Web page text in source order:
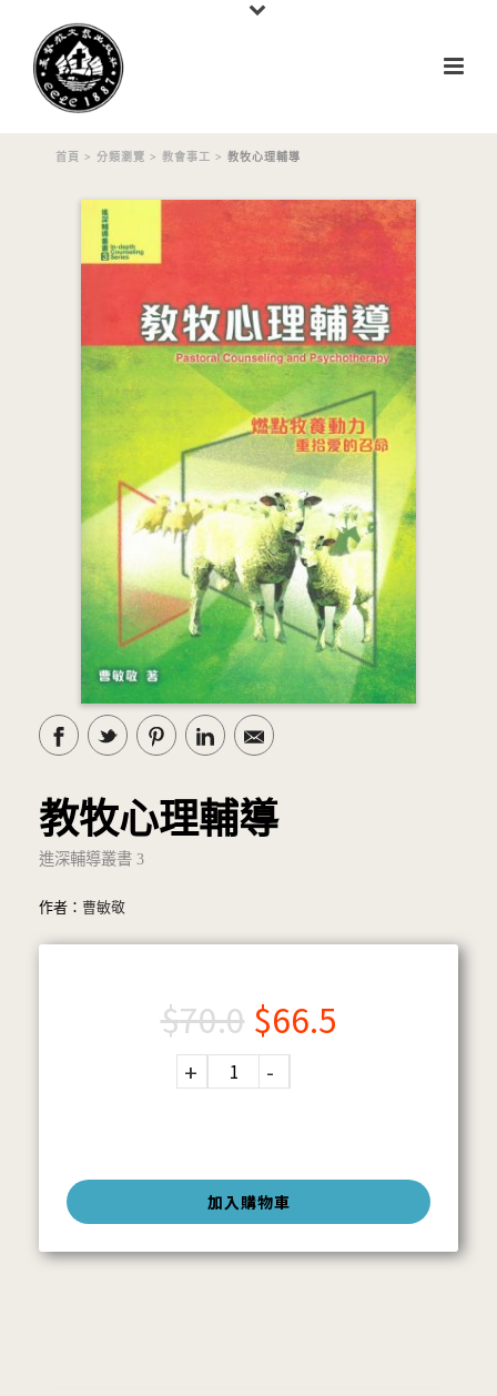
首頁 > 分類瀏覽 > 教會事工 > 教牧心理輔導
教牧心理輔導
進深輔導叢書 3
作者： 曹敏敬
加入購物車
$70.0 $66.5